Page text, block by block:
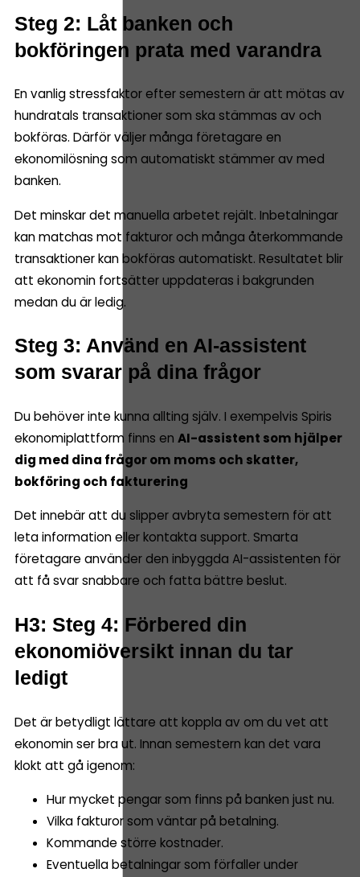
Steg 2: Låt banken och
bokföringen prata med varandra
En vanlig stressfaktor efter semestern är att mötas av
hundratals transaktioner som ska stämmas av och
bokföras. Därför väljer många företagare en
ekonomilösning som automatiskt stämmer av med
banken.
Det minskar det manuella arbetet rejält. Inbetalningar
kan matchas mot fakturor och många återkommande
transaktioner kan bokföras automatiskt. Resultatet blir
att ekonomin fortsätter uppdateras i bakgrunden
medan du är ledig.
Steg 3: Använd en AI-assistent
som svarar på dina frågor
Du behöver inte kunna allting själv. I exempelvis Spiris
ekonomiplattform finns en AI-assistent som hjälper
dig med dina frågor om moms och skatter,
bokföring och fakturering
Det innebär att du slipper avbryta semestern för att
leta information eller kontakta support. Smarta
företagare använder den inbyggda AI-assistenten för
att få svar snabbare och fatta bättre beslut.
H3: Steg 4: Förbered din
ekonomiöversikt innan du tar
ledigt
Det är betydligt lättare att koppla av om du vet att
ekonomin ser bra ut. Innan semestern kan det vara
klokt att gå igenom:
Hur mycket pengar som finns på banken just nu.
Vilka fakturor som väntar på betalning.
Kommande större kostnader.
Eventuella betalningar som förfaller under